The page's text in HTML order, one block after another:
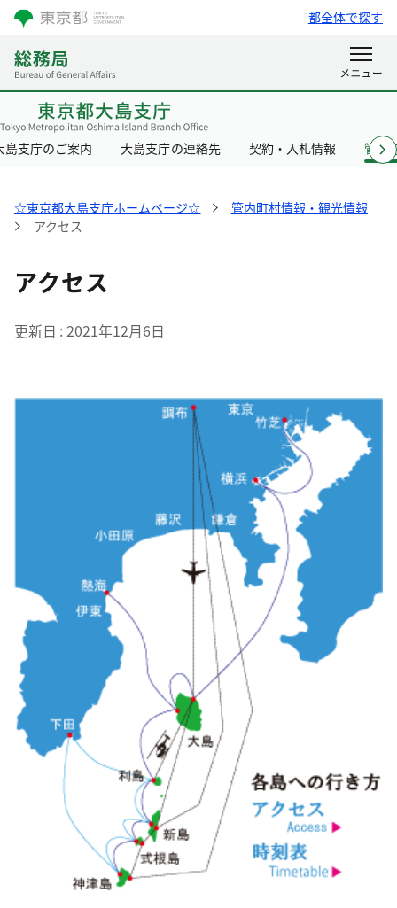
都全体で探す
島支庁のご案内 大島支庁の連絡先 契約・入札情報 管内
☆東京都大島支庁ホームページ☆
管内町村情報・観光情報
アクセス
アクセス
更新日 2021年12月6日